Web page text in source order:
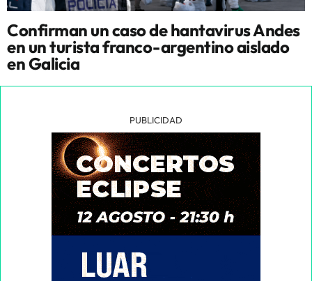
Confirman un caso de hantavirus Andes
en un turista franco-argentino aislado
en Galicia
PUBLICIDAD